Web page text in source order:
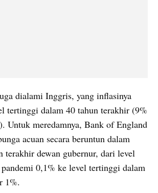
dialami Inggris, yang inflasinya
tertinggi dalam 40 tahun terakhir (9%
Untuk meredamnya, Bank of England
acuan secara beruntun dalam
terakhir dewan gubernur, dari level
pandemi 0,1% ke level tertinggi dalam
1%.